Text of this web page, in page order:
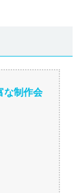
な制作会